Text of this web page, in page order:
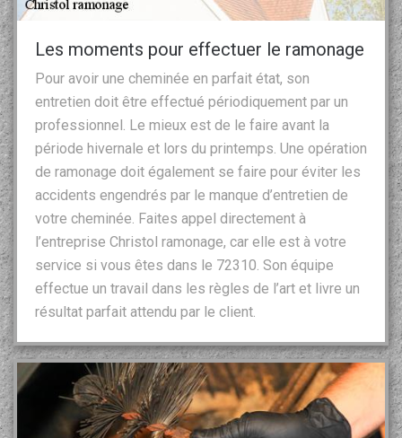
Les moments pour effectuer le ramonage
Pour avoir une cheminée en parfait état, son
entretien doit être effectué périodiquement par un
professionnel. Le mieux est de le faire avant la
période hivernale et lors du printemps. Une opération
de ramonage doit également se faire pour éviter les
accidents engendrés par le manque d’entretien de
votre cheminée. Faites appel directement à
l’entreprise Christol ramonage, car elle est à votre
service si vous êtes dans le 72310. Son équipe
effectue un travail dans les règles de l’art et livre un
résultat parfait attendu par le client.